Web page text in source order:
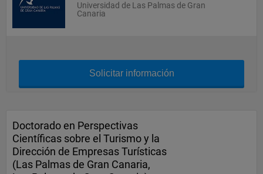
Universidad de Las Palmas de Gran
Canaria
Solicitar información
Doctorado en Perspectivas
Científicas sobre el Turismo y la
Dirección de Empresas Turísticas
(Las Palmas de Gran Canaria,